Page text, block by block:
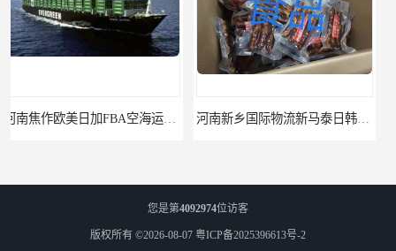
您是第4092974位访客
版权所有 ©2026-08-07 粤ICP备2025396613号-2